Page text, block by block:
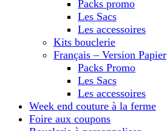
Packs promo
Les Sacs
Les accessoires
Kits bouclerie
Français – Version Papier
Packs Promo
Les Sacs
Les accessoires
Week end couture à la ferme
Foire aux coupons